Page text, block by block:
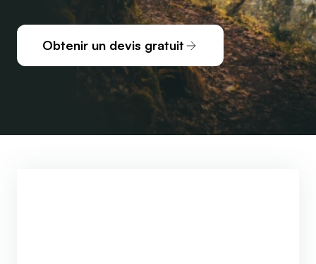
Obtenir un devis gratuit